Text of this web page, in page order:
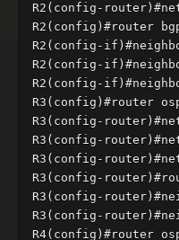
R2(config-
R2(config)#router
R2(config-
R2(config-
R2(config-
R3(config)#router
R3(config-
R3(config-
R3(config-
R3(config-
R3(config-
R3(config-
R4(config)#router